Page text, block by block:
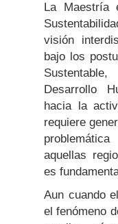
La Maestría
visión
bajo los
Desarrollo
hacia la
requiere
aquellas
es
Aun cuando
el fenómeno